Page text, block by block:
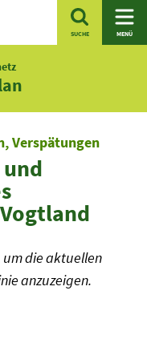
SUCHE MENÜ
Verspätungen
um die aktuellen
anzuzeigen.